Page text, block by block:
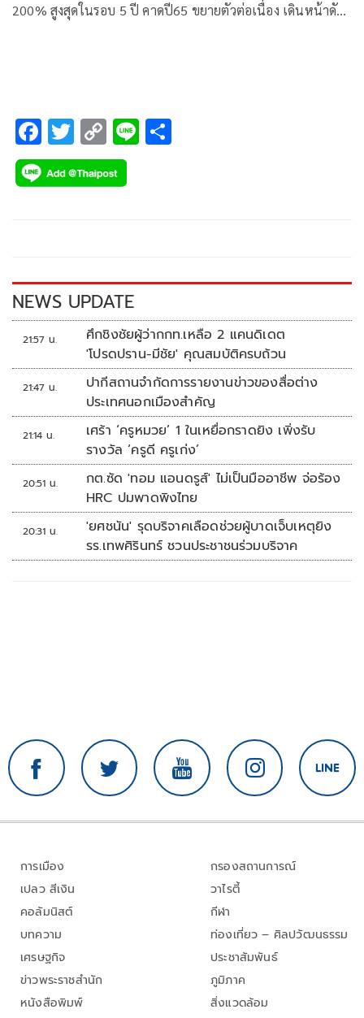
200% สูงสุดในรอบ 5 ปี คาดปี65 ขยายตัวต่อเนื่อง เดินหน้าดัน
F
ac
e
k
T
wi
tt
C
o
p
k
Li
NEWS UPDATE
21:57 น.
ศึกชิงชัยผู้ว่ากกท.เหลือ 2 แคนดิเดต
'โปรดปราน-มีชัย' คุณสมบัติครบถ้วน
21:47 น.
ปากีสถานจำกัดการรายงานข่าวของสื่อต่าง
ประเทศนอกเมืองสำคัญ
21:14 น.
เศร้า ‘ครูหมวย’ 1 ในเหยื่อกราดยิง เพิ่งรับ
รางวัล ‘ครูดี ครูเก่ง’
20:51 น.
กต.ซัด 'ทอม แอนดรูส์' ไม่เป็นมืออาชีพ จ่อร้อง
HRC ปมพาดพิงไทย
20:31 น.
'ยศชนัน' รุดบริจาคเลือดช่วยผู้บาดเจ็บเหตุยิง
รร.เทพศิรินทร์ ชวนประชาชนร่วมบริจาค
การเมือง
เปลว สีเงิน
คอลัมนิสต์
บทความ
เศรษฐกิจ
ข่าวพระราชสำนัก
หนังสือพิมพ์
กรองสถานการณ์
วาไรตี้
กีฬา
ท่องเที่ยว – ศิลปวัฒนธรรม
ประชาสัมพันธ์
ภูมิภาค
สิ่งแวดล้อม